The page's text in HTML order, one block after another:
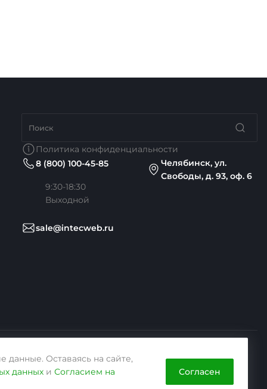
Политика конфиденциальности
8 (800) 100-45-85
9:30-18:30
Выходной
Челябинск, ул.
Свободы, д. 93, оф. 6
sale@intecweb.ru
данные. Оставаясь на сайте,
данных и Согласием на
Согласен